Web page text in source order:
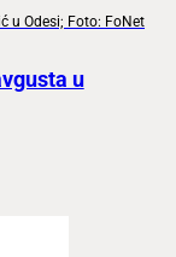
u Odesi; Foto: FoNet
u